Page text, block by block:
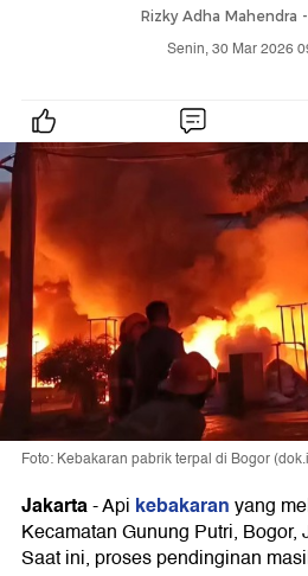
Rizky Adha Mahendra -
Senin, 30 Mar 2026
Foto: Kebakaran pabrik terpal di Bogor
Jakarta-Api kebakaranyang
Kecamatan Gunung Putri, Bogor,
Saat ini, proses pendinginan